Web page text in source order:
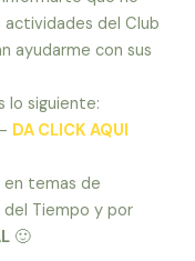
actividades del Club
ayudarme con sus
lo siguiente:
DA CLICK AQUI
en temas de
del Tiempo y por
🙂